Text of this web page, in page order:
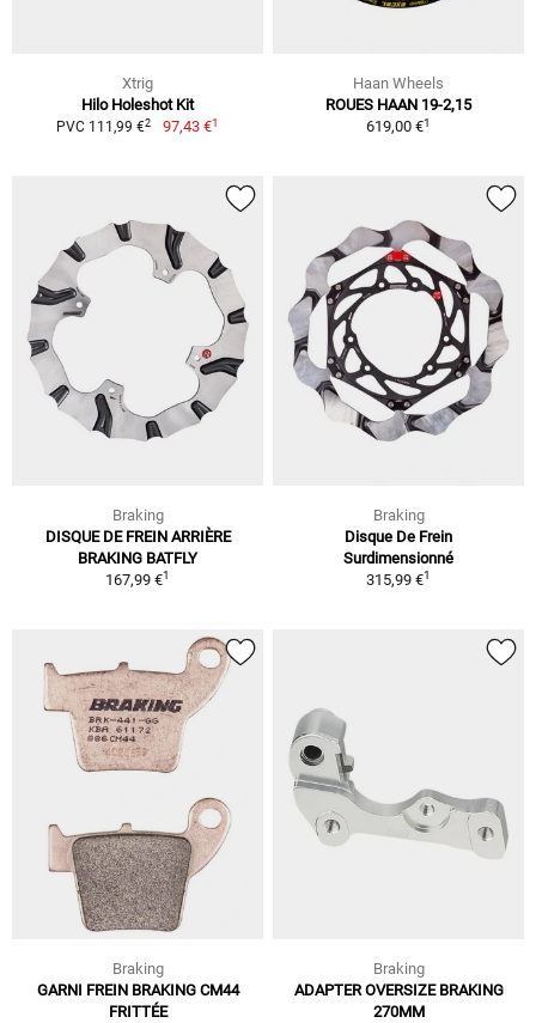
Xtrig
Hilo Holeshot Kit
PVC 111,99 €2 97,43 €1
Haan Wheels
ROUES HAAN 19-2,15
619,00 €1
Braking
DISQUE DE FREIN ARRIÈRE
BRAKING BATFLY
167,99 €1
Braking
Disque De Frein
Surdimensionné
315,99 €1
Braking
GARNI FREIN BRAKING CM44
FRITTÉE
Braking
ADAPTER OVERSIZE BRAKING
270MM